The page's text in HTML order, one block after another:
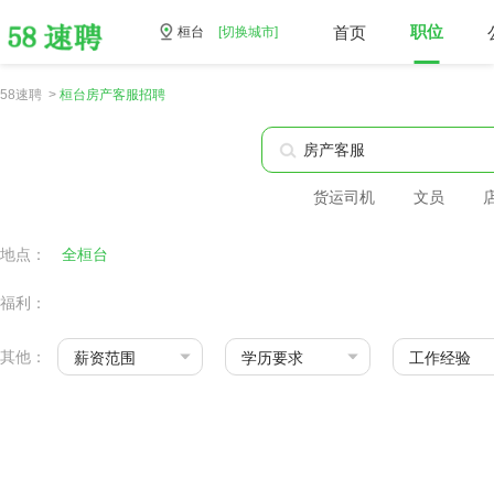
桓台 [切换城市] 首页 职位
58速聘 > 桓台房产客服招聘
货运司机 文员
地点： 全桓台
福利：
其他： 薪资范围 学历要求 工作经验